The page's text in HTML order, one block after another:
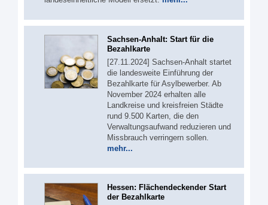
Sachsen-Anhalt: Start für die
Bezahlkarte
[27.11.2024] Sachsen-Anhalt startet
die landesweite Einführung der
Bezahlkarte für Asylbewerber. Ab
November 2024 erhalten alle
Landkreise und kreisfreien Städte
rund 9.500 Karten, die den
Verwaltungsaufwand reduzieren und
Missbrauch verringern sollen.
mehr...
Hessen: Flächendeckender Start
der Bezahlkarte